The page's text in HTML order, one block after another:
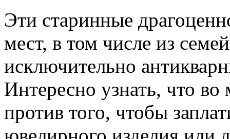
Эти старинные
мест, в том числе из
исключительно
Интересно узнать, что
против того, чтобы